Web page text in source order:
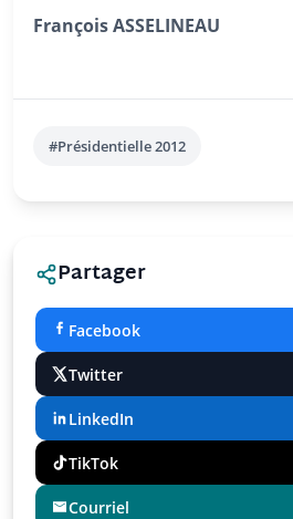
François ASSELINEAU
#Présidentielle 2012
Partager
Facebook
Twitter
LinkedIn
TikTok
Courriel